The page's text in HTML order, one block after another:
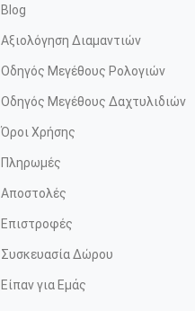
Blog
Αξιολόγηση Διαμαντιών
Οδηγός Μεγέθους Ρολογιών
Οδηγός Μεγέθους Δαχτυλιδιών
Όροι Χρήσης
Πληρωμές
Αποστολές
Επιστροφές
Συσκευασία Δώρου
Είπαν για Εμάς